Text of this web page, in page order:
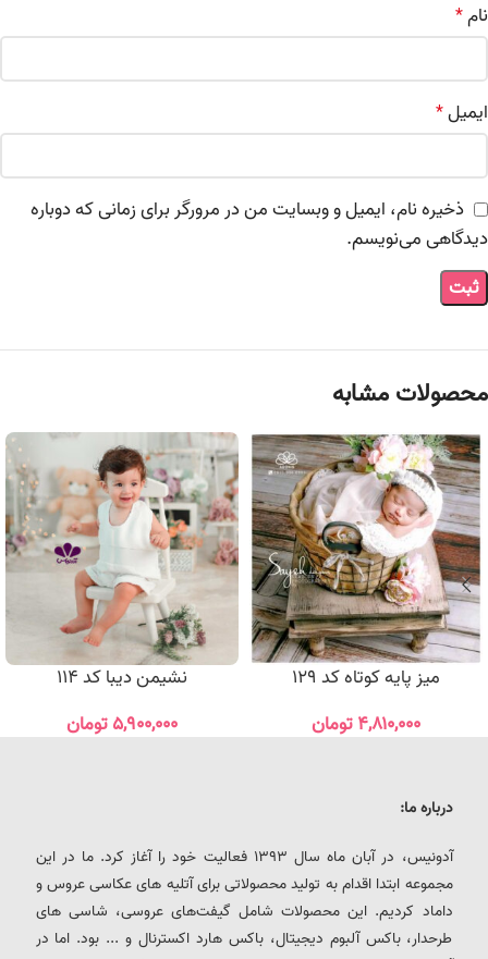
نام*
ایمیل*
ذخیره نام، ایمیل و وبسایت من در مرورگر برای زمانی که دوباره
دیدگاهی می‌نویسم.
محصولات مشابه
میز پایه کوتاه کد 129
۴,۸۱۰,۰۰۰تومان
نشیمن دیبا کد 114
۵,۹۰۰,۰۰۰تومان
درباره ما:
آدونیس، در آبان ماه سال 1393 فعالیت خود را آغاز کرد. ما در این
مجموعه ابتدا اقدام به تولید محصولاتی برای آتلیه های عکاسی عروس و
داماد کردیم. این محصولات شامل گیفت‌های عروسی، شاسی های
طرحدار، باکس آلبوم دیجیتال، باکس هارد اکسترنال و ... بود. اما در